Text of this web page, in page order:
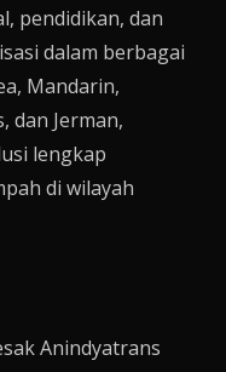
pendidikan, dan
dalam berbagai
Mandarin,
dan Jerman,
lengkap
di wilayah
Anindyatrans